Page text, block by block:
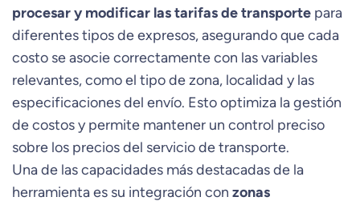
procesar y modificar las tarifas de transporte para
diferentes tipos de expresos, asegurando que cada
costo se asocie correctamente con las variables
relevantes, como el tipo de zona, localidad y las
especificaciones del envío. Esto optimiza la gestión
de costos y permite mantener un control preciso
sobre los precios del servicio de transporte.
Una de las capacidades más destacadas de la
herramienta es su integración con zonas